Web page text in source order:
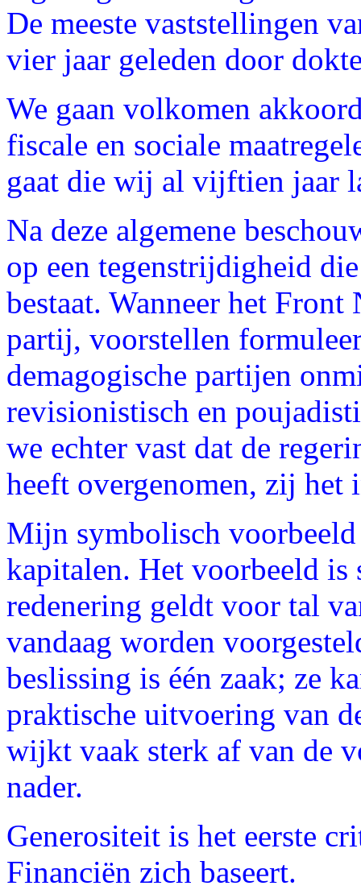
De meeste vaststellingen
vier jaar geleden door
We gaan volkomen
fiscale en sociale
gaat die wij al vijftien jaar
Na deze algemene
op een tegenstrijdigheid
bestaat. Wanneer het
partij, voorstellen
demagogische partijen
revisionistisch en
we echter vast dat de
heeft overgenomen, zij het
Mijn symbolisch
kapitalen. Het voorbeeld is
redenering geldt voor tal
vandaag worden
beslissing is één zaak; ze
praktische uitvoering van
wijkt vaak sterk af van de
nader.
Generositeit is het eerste
Financiën zich baseert.